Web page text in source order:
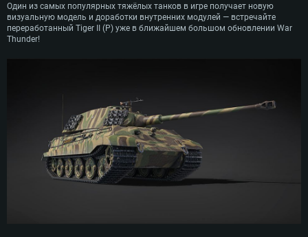
Один из самых популярных тяжёлых танков в игре получает новую
визуальную модель и доработки внутренних модулей — встречайте
переработанный Tiger II (P) уже в ближайшем большом обновлении War
Thunder!